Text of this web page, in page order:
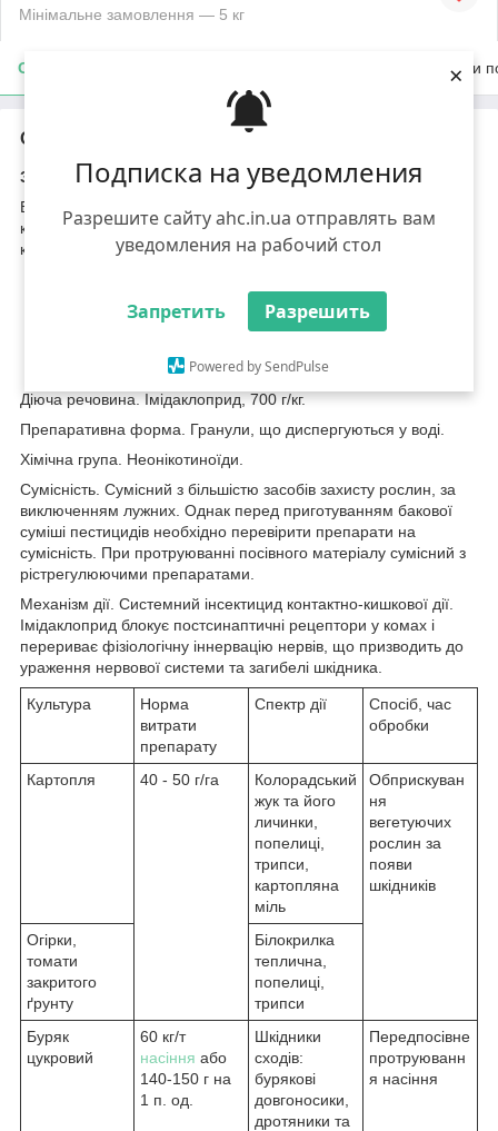
Подписка на уведомления
Разрешите сайту ahc.in.ua отправлять вам
уведомления на рабочий стол
Запретить Разрешить
Powered by SendPulse
×
Мінімальне замовлення — 5 кг
Опис Умови
Опис
ЗМЕРТЬ ЖУКАМ, ВГ®
Високоефективний
інсектицид
кишкової дії для захисту багатьох сільськогосподарських
культур від широкого спектру шкідників.
не викликає резистентність;
проявляє довготривалу захисну дію
Діюча речовина. Імідаклоприд, 700 г/кг.
Препаративна форма. Гранули, що диспергуються у воді.
Хімічна група. Неонікотиноїди.
Сумісність. Сумісний з більшістю засобів захисту рослин, за
виключенням лужних. Однак перед приготуванням бакової
суміші пестицидів необхідно перевірити препарати на
сумісність. При протруюванні посівного матеріалу сумісний з
рістрегулюючими препаратами.
Механізм дії. Системний інсектицид контактно-кишкової дії.
Імідаклоприд блокує постсинаптичні рецептори у комах і
перериває фізіологічну іннервацію нервів, що призводить до
ураження нервової системи та загибелі шкідника.
Культура
Норма
витрати
препарату
Спектр дії
Спосіб, час
обробки
Картопля 40 - 50 г/га
Колорадський
жук та його
личинки,
попелиці,
трипси,
картопляна
міль
Обприскуван
ня
вегетуючих
рослин за
появи
шкідників
Огірки,
томати
закритого
ґрунту
Білокрилка
теплична,
попелиці,
трипси
Буряк
цукровий
60 кг/т
насіння або
140-150 г на
1 п. од.
Шкідники
сходів:
бурякові
довгоносики,
дротяники та
Передпосівне
протруюванн
я насіння